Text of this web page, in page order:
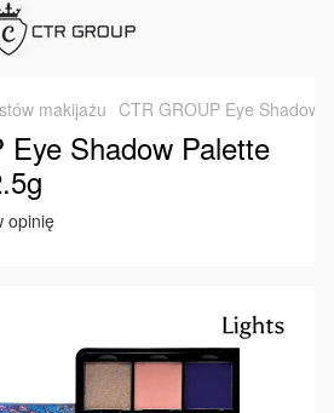
makijażu CTR GROUP Eye Shadow
Shadow Palette
opinię